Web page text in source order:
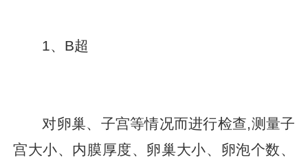
1、B超
对卵巢、子宫等情况而进行检查,测量子
宫大小、内膜厚度、卵巢大小、卵泡个数、